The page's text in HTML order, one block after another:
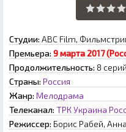
Студии: ABC Film,
Премьера: 9 марта 2017
Продолжительность: 8 серий
Страны: Россия
Жанр: Мелодрама
Телеканал: ТРК Украина
Режиссер: Борис Рабей,